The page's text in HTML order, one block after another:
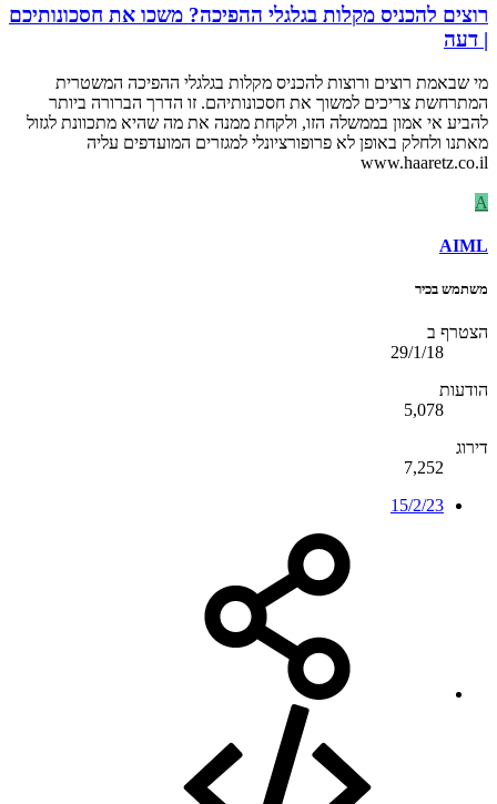
רוצים להכניס מקלות בגלגלי ההפיכה? משכו את חסכונותיכם
| דעה
מי שבאמת רוצים ורוצות להכניס מקלות בגלגלי ההפיכה המשטרית
המתרחשת צריכים למשוך את חסכונותיהם. זו הדרך הברורה ביותר
להביע אי אמון בממשלה הזו, ולקחת ממנה את מה שהיא מתכוונת לגזול
מאתנו ולחלק באופן לא פרופורציונלי למגזרים המועדפים עליה
www.haaretz.co.il
A
AIML
משתמש בכיר
הצטרף ב
29/1/18
הודעות
5,078
דירוג
7,252
15/2/23